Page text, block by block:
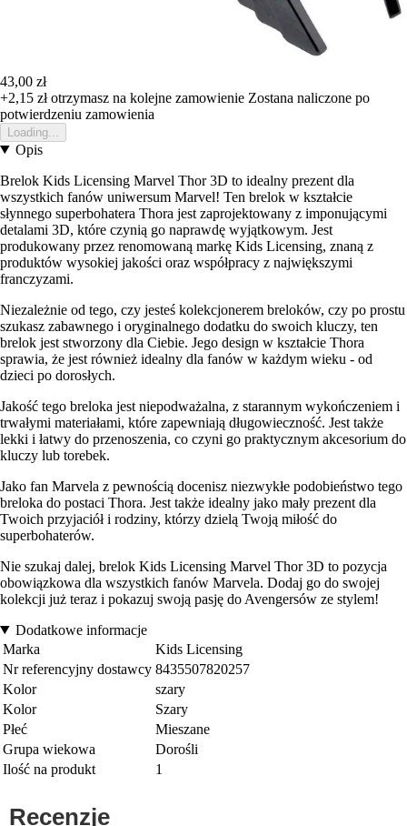
43,00 zł
+2,15 złotrzymasz na kolejne zamowienie Zostana naliczone po
potwierdzeniu zamowienia
Loading...
Opis
Brelok Kids Licensing Marvel Thor 3D to idealny prezent dla
wszystkich fanów uniwersum Marvel! Ten brelok w kształcie
słynnego superbohatera Thora jest zaprojektowany z imponującymi
detalami 3D, które czynią go naprawdę wyjątkowym. Jest
produkowany przez renomowaną markę Kids Licensing, znaną z
produktów wysokiej jakości oraz współpracy z największymi
franczyzami.
Niezależnie od tego, czy jesteś kolekcjonerem breloków, czy po prostu
szukasz zabawnego i oryginalnego dodatku do swoich kluczy, ten
brelok jest stworzony dla Ciebie. Jego design w kształcie Thora
sprawia, że jest również idealny dla fanów w każdym wieku - od
dzieci po dorosłych.
Jakość tego breloka jest niepodważalna, z starannym wykończeniem i
trwałymi materiałami, które zapewniają długowieczność. Jest także
lekki i łatwy do przenoszenia, co czyni go praktycznym akcesorium do
kluczy lub torebek.
Jako fan Marvela z pewnością docenisz niezwykłe podobieństwo tego
breloka do postaci Thora. Jest także idealny jako mały prezent dla
Twoich przyjaciół i rodziny, którzy dzielą Twoją miłość do
superbohaterów.
Nie szukaj dalej, brelok Kids Licensing Marvel Thor 3D to pozycja
obowiązkowa dla wszystkich fanów Marvela. Dodaj go do swojej
kolekcji już teraz i pokazuj swoją pasję do Avengersów ze stylem!
Dodatkowe informacje
Marka
Kids Licensing
Nr referencyjny dostawcy 8435507820257
Kolor
szary
Kolor
Szary
Płeć
Mieszane
Grupa wiekowa
Dorośli
Ilość na produkt
1